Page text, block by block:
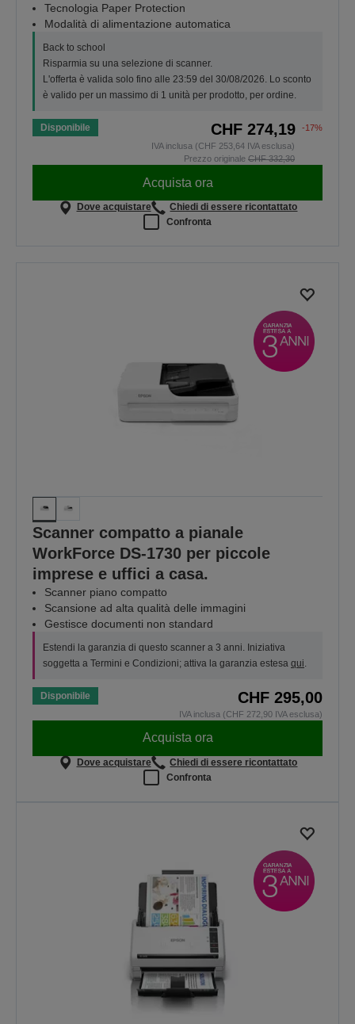
Tecnologia Paper Protection
Modalità di alimentazione automatica
Back to school
Risparmia su una selezione di scanner.
L'offerta è valida solo fino alle 23:59 del 30/08/2026. Lo sconto
è valido per un massimo di 1 unità per prodotto, per ordine.
Disponibile CHF 274,19
-17%
IVA inclusa (CHF 253,64 IVA esclusa)
Prezzo originale CHF 332,30
Acquista ora
Dove acquistare
Chiedi di essere ricontattato
Confronta
Scanner compatto a pianale
WorkForce DS-1730 per piccole
imprese e uffici a casa.
Scanner piano compatto
Scansione ad alta qualità delle immagini
Gestisce documenti non standard
Estendi la garanzia di questo scanner a 3 anni. Iniziativa
soggetta a Termini e Condizioni; attiva la garanzia estesa qui
Disponibile CHF 295,00
IVA inclusa (CHF 272,90 IVA esclusa)
Acquista ora
Dove acquistare
Chiedi di essere ricontattato
Confronta